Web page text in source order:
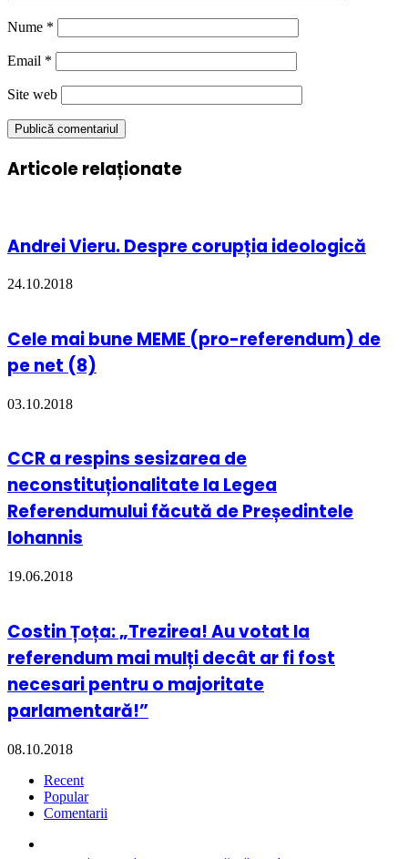
Nume *
Email *
Site web
Articole relaționate
Andrei Vieru. Despre corupția ideologică
24.10.2018
Cele mai bune MEME (pro-referendum) de
pe net (8)
03.10.2018
CCR a respins sesizarea de
neconstituționalitate la Legea
Referendumului făcută de Președintele
Iohannis
19.06.2018
Costin Țoța: „Trezirea! Au votat la
referendum mai mulți decât ar fi fost
necesari pentru o majoritate
parlamentară!”
08.10.2018
Recent
Popular
Comentarii